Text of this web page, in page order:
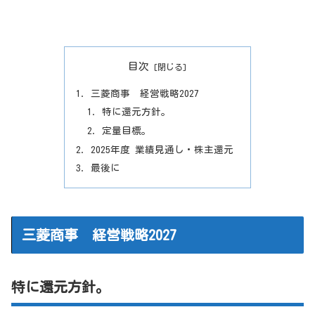
目次
三菱商事 経営戦略2027
特に還元方針。
定量目標。
2025年度 業績見通し・株主還元
最後に
三菱商事 経営戦略2027
特に還元方針。